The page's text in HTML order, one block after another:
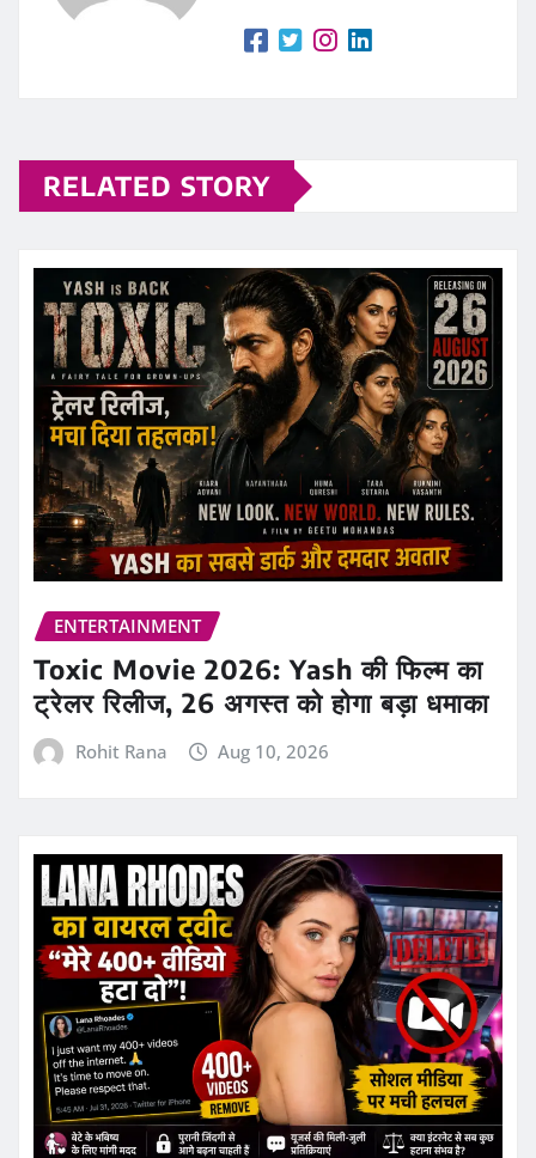
RELATED STORY
ENTERTAINMENT
Toxic Movie 2026: Yash की फिल्म का
ट्रेलर रिलीज, 26 अगस्त को होगा बड़ा धमाका
Rohit Rana Aug 10, 2026